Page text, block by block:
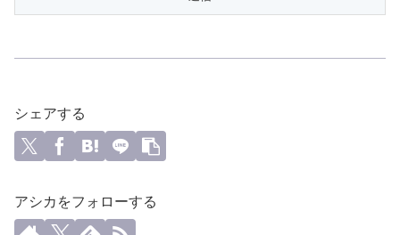
シェアする
アシカをフォローする